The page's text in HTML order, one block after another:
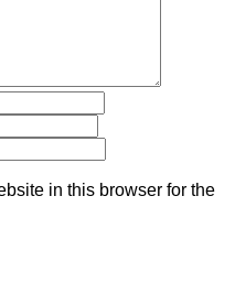
in this browser for the